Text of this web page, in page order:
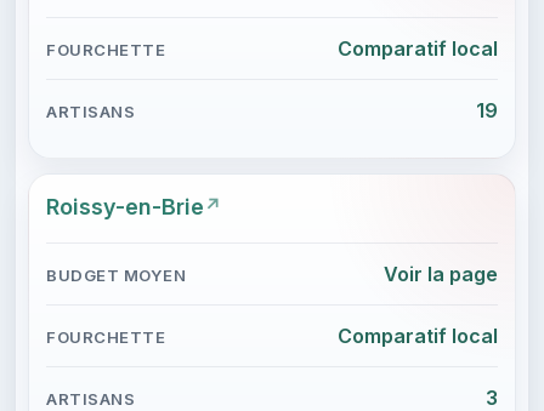
Comparatif local
19
Roissy-en-Brie
Voir la page
Comparatif local
3